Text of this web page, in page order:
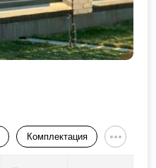
Комплектация